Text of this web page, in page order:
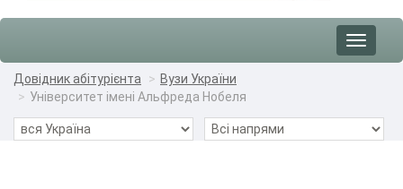
Toggle
Довідник абітурієнта
Вузи України
Університет імені Альфреда Нобеля